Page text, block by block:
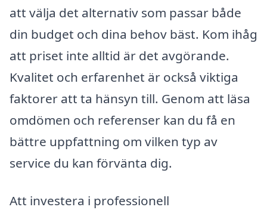
att välja det alternativ som passar både
din budget och dina behov bäst. Kom ihåg
att priset inte alltid är det avgörande.
Kvalitet och erfarenhet är också viktiga
faktorer att ta hänsyn till. Genom att läsa
omdömen och referenser kan du få en
bättre uppfattning om vilken typ av
service du kan förvänta dig.
Att investera i professionell